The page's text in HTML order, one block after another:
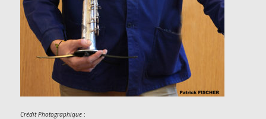
Crédit Photographique: